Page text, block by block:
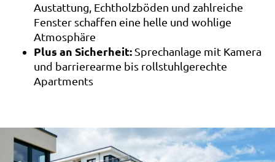
Austattung, Echtholzböden und zahlreiche
Fenster schaffen eine helle und wohlige
Atmosphäre
Plus an Sicherheit: Sprechanlage mit Kamera
und barrierearme bis rollstuhlgerechte
Apartments